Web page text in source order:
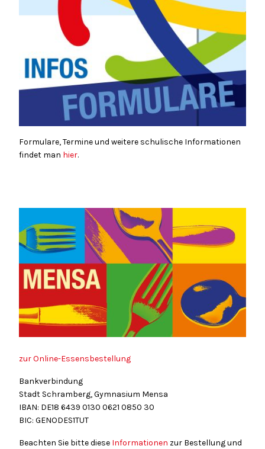
Formulare, Termine und weitere schulische Informationen
findet man hier.
zur Online-Essensbestellung
Bankverbindung
Stadt Schramberg, Gymnasium Mensa
IBAN: DE18 6439 0130 0621 0850 30
BIC: GENODES1TUT
Beachten Sie bitte diese Informationen zur Bestellung und